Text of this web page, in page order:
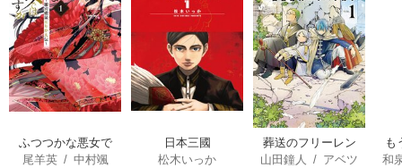
ふつつかな悪女で
はございますが ～
尾羊英/ 中村颯
日本三國
松木いっか
葬送のフリーレン
山田鐘人 / アベツ
も
離
和